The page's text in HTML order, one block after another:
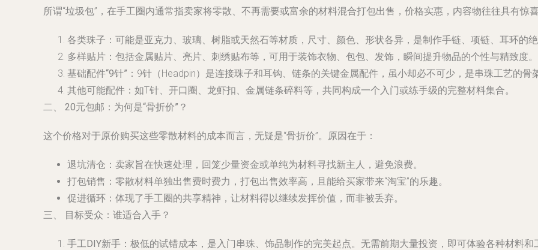
所谓“垃圾包”，在手工圈内通常指卖家将零散、不再需要或富余的材料混合打包出售，价格实惠，内容物往往具有惊
各类珠子 ：可能是亚克力、玻璃、树脂或天然石等材质，尺寸、颜色、形状各异，是制作手链、项链、耳环的绝
多样贴片 ：包括金属贴片、亮片、刺绣贴布等，可用于装饰衣物、包包、发饰，瞬间提升物品的个性与精致度。
基础配件“9针” ：9针（Headpin）是连接珠子和耳钩、链条的关键金属配件，虽小却必不可少，是串珠工艺的骨
其他可能配件 ：如T针、开口圈、龙虾扣、金属链条碎料等，共同构成一个入门或练手级的完整材料集合。
二、 20元包邮：为何是“骨折价”？
这个价格对于原价购买这些零散材料的成本而言，无疑是“骨折价”。原因在于：
退坑清仓 ：卖家旨在快速处理，回笼少量资金或单纯为材料寻找新主人，避免浪费。
打包销售 ：零散材料单独出售费时费力，打包出售效率高，且能给买家带来“淘宝”的乐趣。
促进循环 ：体现了手工圈的共享精神，让材料得以继续发挥价值，而非被丢弃。
三、 目标受众：谁适合入手？
手工DIY新手 ：极低的试错成本，是入门串珠、饰品制作的完美起点。无需前期大量投资，即可体验各种材料和